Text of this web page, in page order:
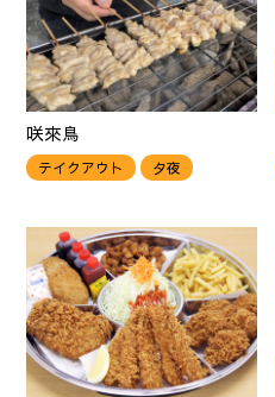
咲來鳥
テイクアウト 夕夜